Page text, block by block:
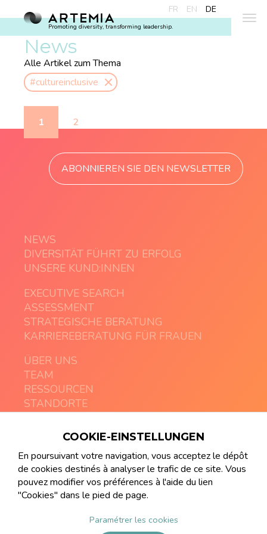
FR EN DE
Promoting diversity, transforming leadership.
News
Alle Artikel zum Thema
#cultureinclusive
1 2
NEWS
DIVERSITÄT FÜHRT ZU ERFOLG
UNSERE KUND:INNEN
EXECUTIVE SEARCH
ASSESSMENT
STRATEGISCHE BERATUNG
KARRIEREBERATUNG FÜR FRAUEN
ÜBER UNS
TEAM
RESSOURCEN
STANDORTE
contact@artemia-executive.com
+41 21 213 08 03
ABONNIEREN SIE DEN NEWSLETTER
© ARTEMIA Gender Diversity Executive Search
COOKIE-EINSTELLUNGEN
En poursuivant votre navigation, vous acceptez le dépôt
de cookies destinés à analyser le trafic de ce site. Vous
pouvez modifier vos préférences à l'aide du lien
"Cookies" dans le pied de page.
Paramétrer les cookies